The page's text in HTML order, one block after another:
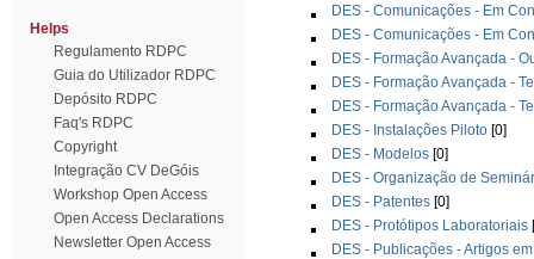
Helps
Regulamento RDPC
Guia do Utilizador RDPC
Depósito RDPC
Faq's RDPC
Copyright
Integração CV DeGóis
Workshop Open Access
Open Access Declarations
Newsletter Open Access
DES - Comunicações - Em
DES - Comunicações - Em
DES - Formação Avançada -
DES - Formação Avançada -
DES - Formação Avançada -
DES - Instalações Piloto [0]
DES - Modelos [0]
DES - Organização de
DES - Patentes [0]
DES - Protótipos Laboratoriais
DES - Publicações - Artigos